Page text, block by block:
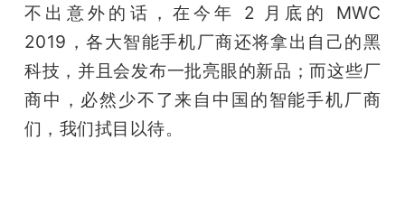
不出意外的话，在今年 2 月底的 MWC
2019，各大智能手机厂商还将拿出自己的黑
科技，并且会发布一批亮眼的新品；而这些厂
商中，必然少不了来自中国的智能手机厂商
们，我们拭目以待。